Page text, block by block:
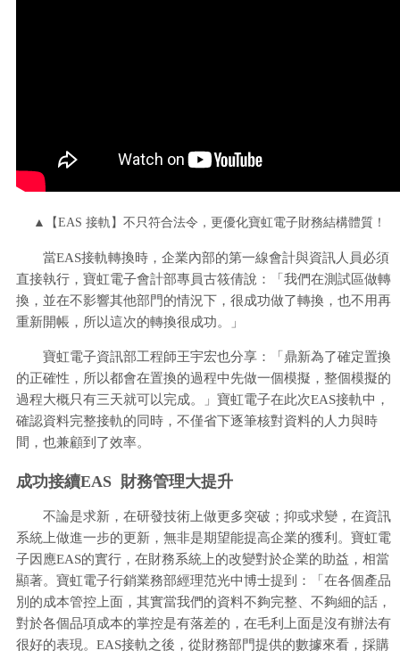
▲【EAS 接軌】不只符合法令，更優化寶虹電子財務結構體質！
當EAS接軌轉換時，企業內部的第一線會計與資訊人員必須
直接執行，寶虹電子會計部專員古筱倩說：「我們在測試區做轉
換，並在不影響其他部門的情況下，很成功做了轉換，也不用再
重新開帳，所以這次的轉換很成功。」
寶虹電子資訊部工程師王宇宏也分享：「鼎新為了確定置換
的正確性，所以都會在置換的過程中先做一個模擬，整個模擬的
過程大概只有三天就可以完成。」寶虹電子在此次EAS接軌中，
確認資料完整接軌的同時，不僅省下逐筆核對資料的人力與時
間，也兼顧到了效率。
成功接續EAS 財務管理大提升
不論是求新，在研發技術上做更多突破；抑或求變，在資訊
系統上做進一步的更新，無非是期望能提高企業的獲利。寶虹電
子因應EAS的實行，在財務系統上的改變對於企業的助益，相當
顯著。寶虹電子行銷業務部經理范光中博士提到：「在各個產品
別的成本管控上面，其實當我們的資料不夠完整、不夠細的話，
對於各個品項成本的掌控是有落差的，在毛利上面是沒有辦法有
很好的表現。EAS接軌之後，從財務部門提供的數據來看，採購